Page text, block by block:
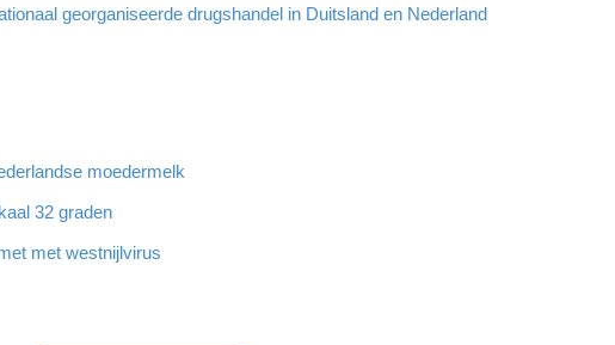
georganiseerde drugshandel in Duitsland en Nederland
moedermelk
32 graden
met westnijlvirus